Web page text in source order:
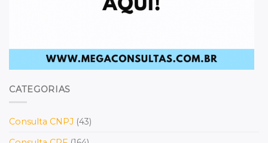
CATEGORIAS
Consulta CNPJ (43)